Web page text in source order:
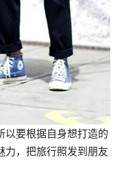
以要根据自身想打造的
力，把旅行照发到朋友